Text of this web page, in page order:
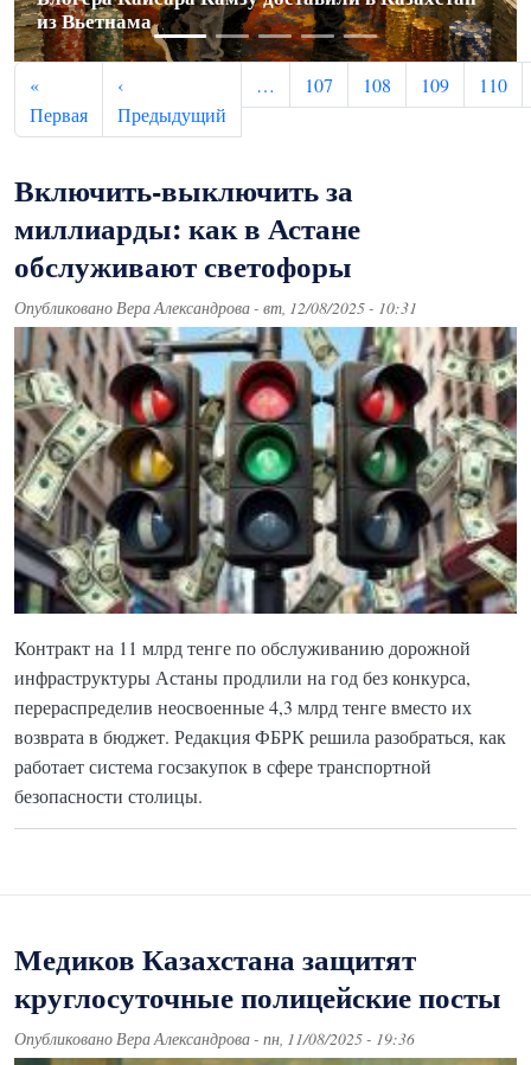
из Вьетнама
Узбекистана
выше комфортной нормы
угрозах со стороны инвесторов
публичных заявлений Батыра Сейкенова
Нумерация страниц
«
ПерваяПервая страница
‹
Предыдущий Предыдущая страница
… 107 108 109 110
Включить-выключить за
миллиарды: как в Астане
обслуживают светофоры
Опубликовано Вера Александрова- вт, 12/08/2025 - 10:31
Контракт на 11 млрд тенге по обслуживанию дорожной
инфраструктуры Астаны продлили на год без конкурса,
перераспределив неосвоенные 4,3 млрд тенге вместо их
возврата в бюджет. Редакция ФБРК решила разобраться, как
работает система госзакупок в сфере транспортной
безопасности столицы.
Медиков Казахстана защитят
круглосуточные полицейские посты
ОпубликованоВера Александрова- пн, 11/08/2025 - 19:36